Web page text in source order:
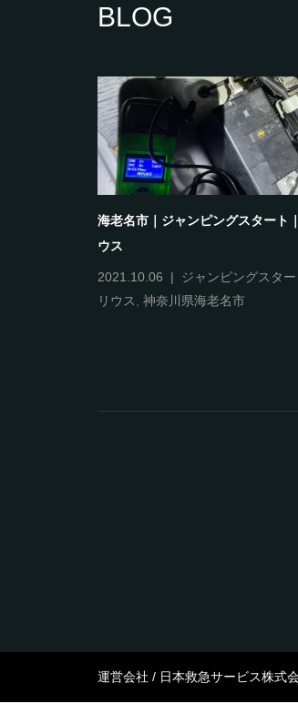
BLOG
海老名市｜ジャンピングスタート
ウス
2021.10.06 ジャンピングスター
リウス
神奈川県海老名市
運営会社 / 日本救急サービス株式